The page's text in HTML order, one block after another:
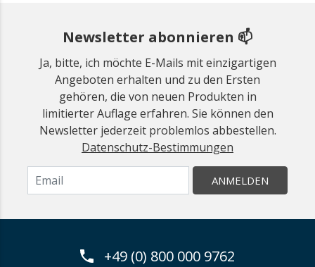
Newsletter abonnieren 📫
Ja, bitte, ich möchte E-Mails mit einzigartigen
Angeboten erhalten und zu den Ersten
gehören, die von neuen Produkten in
limitierter Auflage erfahren. Sie können den
Newsletter jederzeit problemlos abbestellen.
Datenschutz-Bestimmungen
ANMELDEN
+49 (0) 800 000 9762